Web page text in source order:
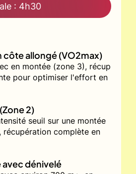
: 4h30
côte allongé (VO2max)
en montée (zone 3), récup
pour optimiser l'effort en
2)
seuil sur une montée
récupération complète en
avec dénivelé